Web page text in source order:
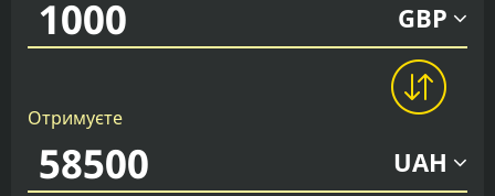
GBP
Отримуєте
UAH